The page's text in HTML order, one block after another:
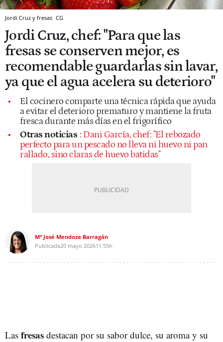
Jordi Cruz y fresas CG
Jordi Cruz, chef: "Para que las
fresas se conserven mejor, es
recomendable guardarlas sin lavar,
ya que el agua acelera su deterioro"
El cocinero comparte una técnica rápida que ayuda
a evitar el deterioro prematuro y mantiene la fruta
fresca durante más días en el frigorífico
Otras noticias : Dani García, chef: "El rebozado
perfecto para un pescado no lleva ni huevo ni pan
rallado, sino claras de huevo batidas"
Mª José Mendoza Barragán
Publicada20 mayo 202611:55h
Las fresas destacan por su sabor dulce, su aroma y su